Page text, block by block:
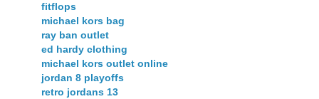
fitflops
michael kors bag
ray ban outlet
ed hardy clothing
michael kors outlet online
jordan 8 playoffs
retro jordans 13